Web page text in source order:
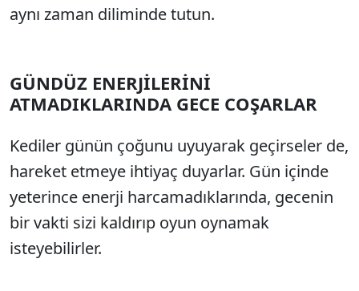
aynı zaman diliminde tutun.
GÜNDÜZ ENERJİLERİNİ
ATMADIKLARINDA GECE COŞARLAR
Kediler günün çoğunu uyuyarak geçirseler de,
hareket etmeye ihtiyaç duyarlar. Gün içinde
yeterince enerji harcamadıklarında, gecenin
bir vakti sizi kaldırıp oyun oynamak
isteyebilirler.